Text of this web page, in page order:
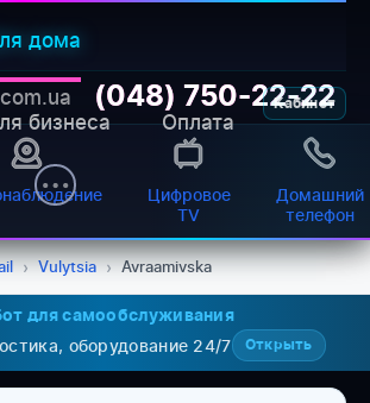
дома
бизнеса Оплата
Кабинет
(048) 750-22-22
Цифровое
TV
Домашний
телефон
› Vulytsia › Avraamivska
для самообслуживания
оборудование 24/7 Открыть
підтримка